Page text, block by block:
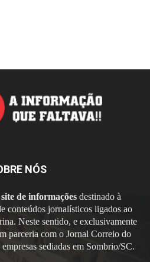
NÓS
de informaçõesdestinado à
conteúdos jornalísticos ligados ao
Neste sentido, e exclusivamente
parceria com o Jornal Correio do
sediadas em Sombrio/SC.